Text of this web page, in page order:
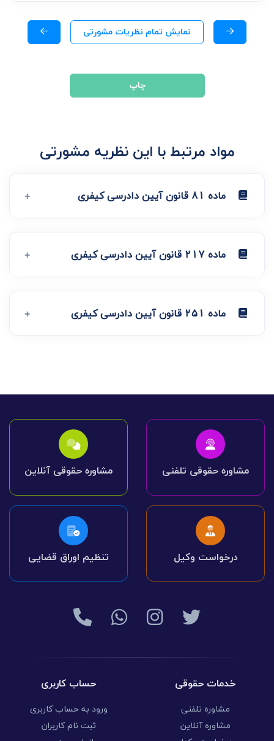
نمایش تمام نظریات مشورتی
چاپ
مواد مرتبط با این نظریه مشورتی
ماده 81 قانون آیین دادرسی کیفری
ماده 217 قانون آیین دادرسی کیفری
ماده 251 قانون آیین دادرسی کیفری
مشاوره حقوقی تلفنی مشاوره حقوقی آنلاین
درخواست وکیل تنظیم اوراق قضایی
خدمات حقوقی
مشاوره تلفنی
مشاوره آنلاین
حساب کاربری
ورود به حساب کاربری
ثبت نام کاربران